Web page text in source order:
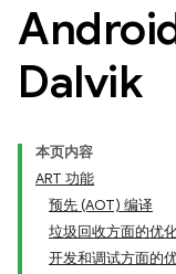
Dalvik
本页内容
ART 功能
预先 (AOT) 编译
垃圾回收方面的优
开发和调试方面的